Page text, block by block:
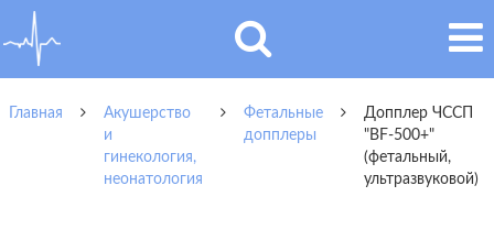
Главная
Акушерство
и
гинекология,
неонатология
Фетальные
допплеры
Допплер ЧССП
"BF-500+"
(фетальный,
ультразвуковой)